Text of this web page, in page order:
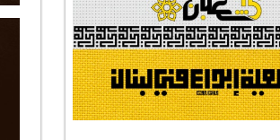
#الصديقة_الشهيدة
#على_اُهبة_الدم